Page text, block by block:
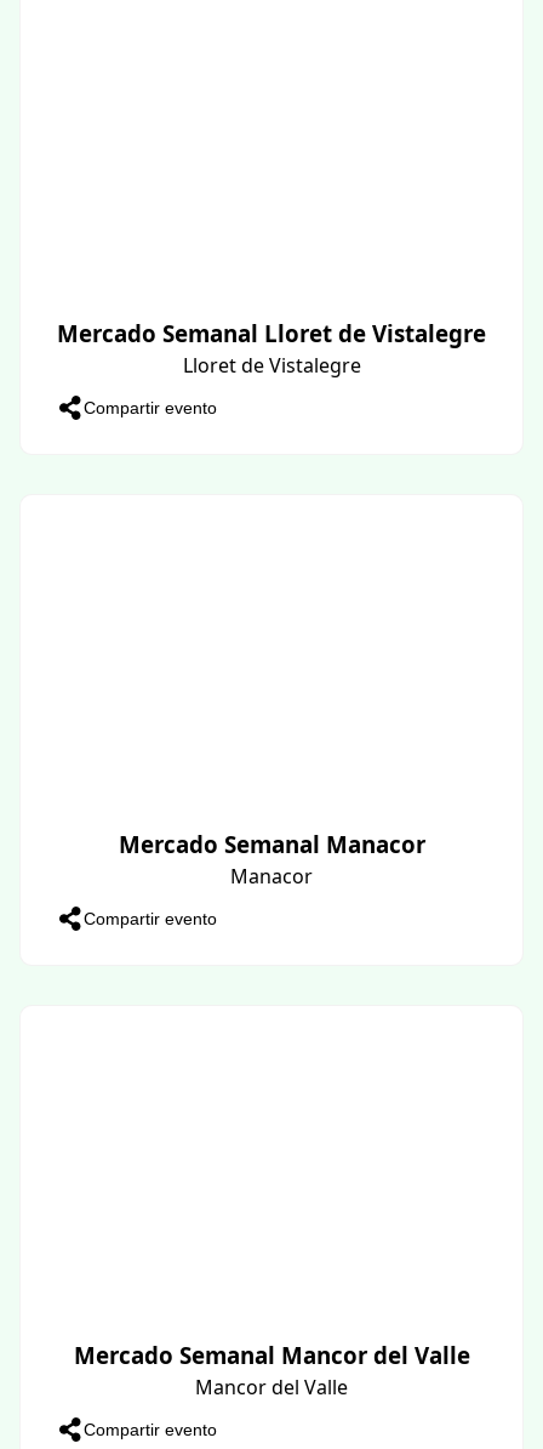
Mercado Semanal Lloret de Vistalegre
Lloret de Vistalegre
Compartir evento
Mercado Semanal Manacor
Manacor
Compartir evento
Mercado Semanal Mancor del Valle
Mancor del Valle
Compartir evento